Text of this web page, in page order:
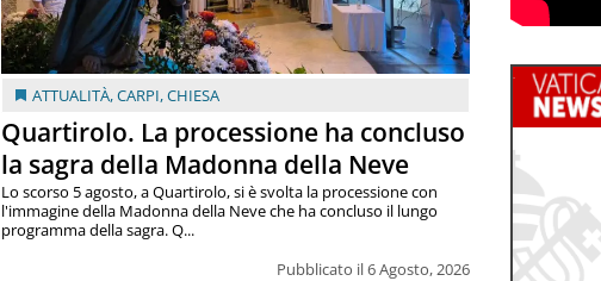
ATTUALITÀ,CARPI,CHIESA
Quartirolo. La processione ha concluso
la sagra della Madonna della Neve
Pubblicato il 6 Agosto, 2026
Lo scorso 5 agosto, a Quartirolo, si è svolta la processione con
l'immagine della Madonna della Neve che ha concluso il lungo
programma della sagra. Q...